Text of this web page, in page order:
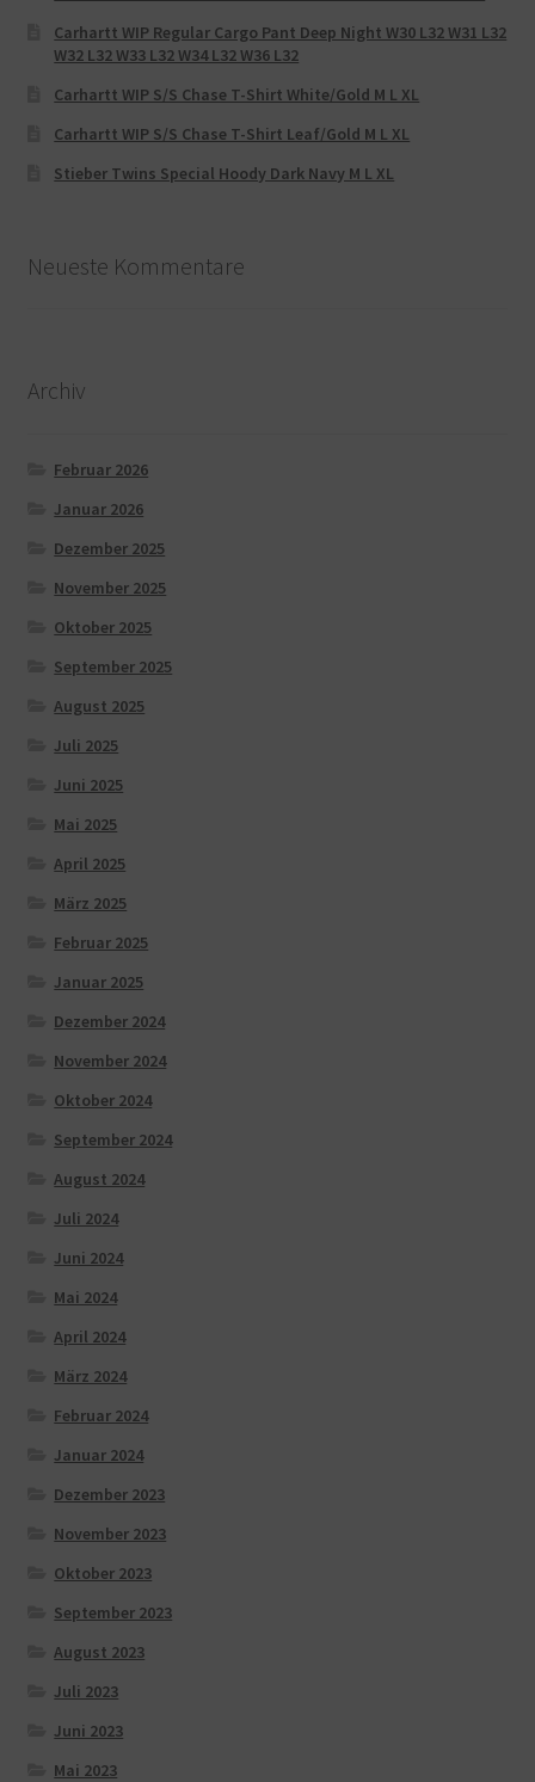
Carhartt WIP Regular Cargo Pant Deep Night W30 L32 W31 L32
W32 L32 W33 L32 W34 L32 W36 L32
Carhartt WIP S/S Chase T-Shirt White/Gold M L XL
Carhartt WIP S/S Chase T-Shirt Leaf/Gold M L XL
Stieber Twins Special Hoody Dark Navy M L XL
Neueste Kommentare
Archiv
Februar 2026
Januar 2026
Dezember 2025
November 2025
Oktober 2025
September 2025
August 2025
Juli 2025
Juni 2025
Mai 2025
April 2025
März 2025
Februar 2025
Januar 2025
Dezember 2024
November 2024
Oktober 2024
September 2024
August 2024
Juli 2024
Juni 2024
Mai 2024
April 2024
März 2024
Februar 2024
Januar 2024
Dezember 2023
November 2023
Oktober 2023
September 2023
August 2023
Juli 2023
Juni 2023
Mai 2023